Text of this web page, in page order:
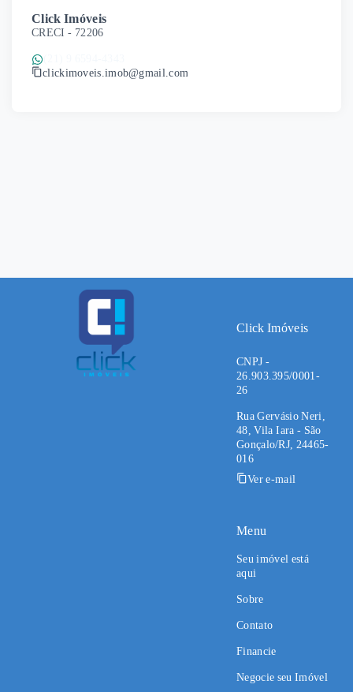
Click Imóveis
CRECI - 72206
clickimoveis.imob@gmail.com
Click Imóveis
CNPJ -
26.903.395/0001-
26
Rua Gervásio Neri,
48, Vila Iara - São
Gonçalo/RJ, 24465-
016
Ver e-mail
Menu
Seu imóvel está
aqui
Sobre
Contato
Financie
Negocie seu Imóvel